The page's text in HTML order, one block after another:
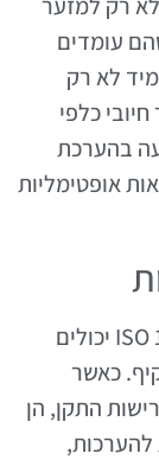
לא רק למזער
עומדים
לא רק
כלפי
בהערכת
אופטימליות
הסיכונים הנסתרים בסטנדרטים של ISO 14001 יכולים
כאשר
התקן, הן
להערכות,